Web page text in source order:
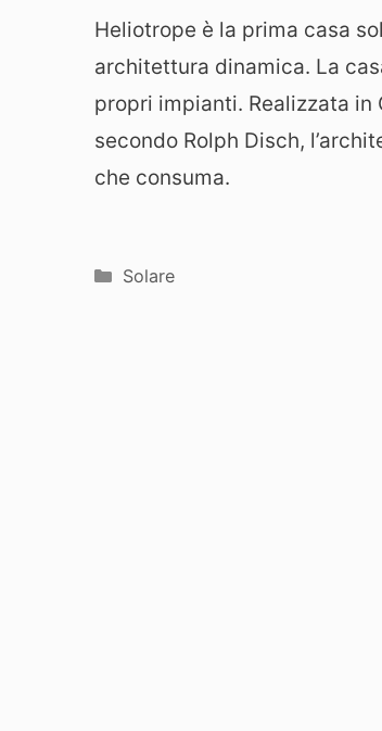
Heliotrope è la prima casa
architettura dinamica. La
propri impianti. Realizzata in
secondo Rolph Disch,
che consuma.
Categorie
Solare